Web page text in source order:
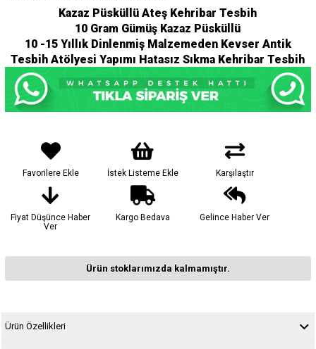
Kazaz Püsküllü Ateş Kehribar Tesbih
10 Gram Gümüş Kazaz Püsküllü
10 -15 Yıllık Dinlenmiş Malzemeden Kevser Antik
Tesbih Atölyesi Yapımı Hatasız Sıkma Kehribar Tesbih
Favorilere Ekle İstek Listeme Ekle Karşılaştır
Fiyat Düşünce Haber
Ver
Kargo Bedava Gelince Haber Ver
Ürün stoklarımızda kalmamıştır.
Ürün Özellikleri